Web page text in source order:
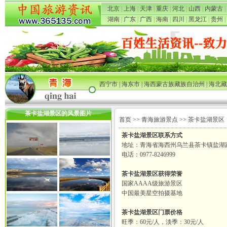
北京 上海 天津 重庆 河北 山西 内蒙古
湖南
广东 广西 海南 四川 黑龙江 贵州
西宁市|海东市|海西蒙古族藏族自治州|海北
茶卡盐湖景区的风景图片
首页 >> 青海旅游景点 >> 茶卡盐湖景区
茶卡盐湖景区联系方式
地址：青海省海西州乌兰县茶卡镇盐湖
电话：0977-8246999
茶卡盐湖景区获得荣誉
国家AAAA级旅游景区
中国最美星空拍摄基地
茶卡盐湖景区门票价格
旺季：60元/人，淡季：30元/人